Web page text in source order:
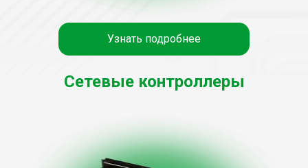
Узнать подробнее
Сетевые контроллеры